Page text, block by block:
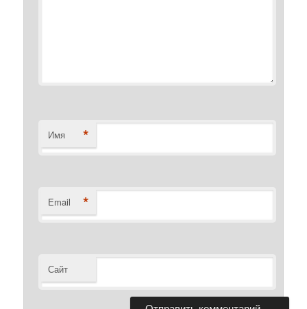
Имя *
Email *
Сайт